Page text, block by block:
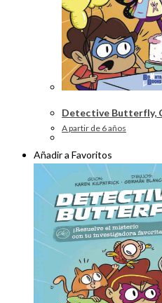
Detective Butterfly,
A partir de 6 años
Añadir a Favoritos